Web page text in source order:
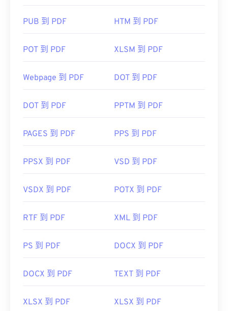
PUB 到 PDF HTM 到 PDF
POT 到 PDF XLSM 到 PDF
Webpage 到 PDF DOT 到 PDF
DOT 到 PDF PPTM 到 PDF
PAGES 到 PDF PPS 到 PDF
PPSX 到 PDF VSD 到 PDF
VSDX 到 PDF POTX 到 PDF
RTF 到 PDF XML 到 PDF
PS 到 PDF DOCX 到 PDF
DOCX 到 PDF TEXT 到 PDF
XLSX 到 PDF XLSX 到 PDF